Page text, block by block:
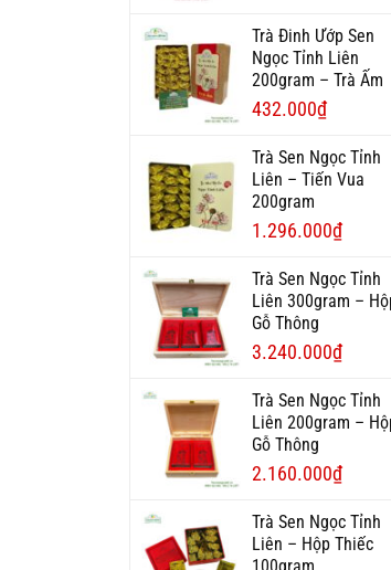
Trà Đinh Ướp Sen
Ngọc Tỉnh Liên
200gram – Trà Ấm
432.000₫
Trà Sen Ngọc Tỉnh
Liên – Tiến Vua
200gram
1.296.000₫
Trà Sen Ngọc Tỉnh
Liên 300gram –
Gỗ Thông
3.240.000₫
Trà Sen Ngọc Tỉnh
Liên 200gram –
Gỗ Thông
2.160.000₫
Trà Sen Ngọc Tỉnh
Liên – Hộp Thiếc